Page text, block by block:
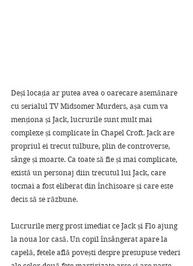
Deși locația ar putea avea o oarecare asemănare
cu serialul TV Midsomer Murders, așa cum va
menționa și Jack, lucrurile sunt mult mai
complexe și complicate în Chapel Croft. Jack are
propriul ei trecut tulbure, plin de controverse,
sânge și moarte. Ca toate să fie și mai complicate,
există un personaj diin trecutul lui Jack, care
tocmai a fost eliberat din închisoare și care este
decis să se răzbune.
Lucrurile merg prost imediat ce Jack și Flo ajung
la noua lor casă. Un copil însângerat apare la
capelă, fetele află povești despre presupuse vederi